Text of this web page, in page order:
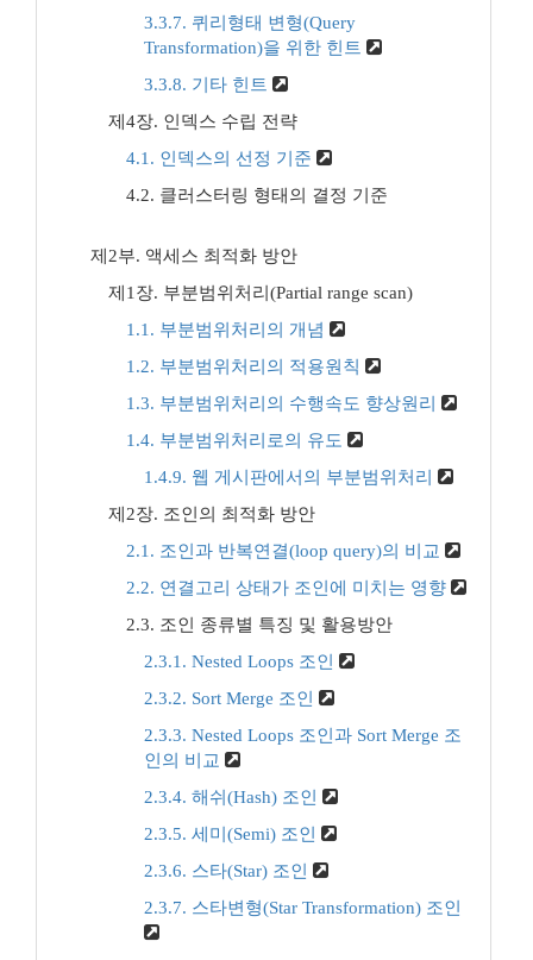
3.3.7. 퀴리형태 변형(Query
Transformation)을 위한 힌트
3.3.8. 기타 힌트
제4장. 인덱스 수립 전략
4.1. 인덱스의 선정 기준
4.2. 클러스터링 형태의 결정 기준
제2부. 액세스 최적화 방안
제1장. 부분범위처리(Partial range scan)
1.1. 부분범위처리의 개념
1.2. 부분범위처리의 적용원칙
1.3. 부분범위처리의 수행속도 향상원리
1.4. 부분범위처리로의 유도
1.4.9. 웹 게시판에서의 부분범위처리
제2장. 조인의 최적화 방안
2.1. 조인과 반복연결(loop query)의 비교
2.2. 연결고리 상태가 조인에 미치는 영향
2.3. 조인 종류별 특징 및 활용방안
2.3.1. Nested Loops 조인
2.3.2. Sort Merge 조인
2.3.3. Nested Loops 조인과 Sort Merge 조
인의 비교
2.3.4. 해쉬(Hash) 조인
2.3.5. 세미(Semi) 조인
2.3.6. 스타(Star) 조인
2.3.7. 스타변형(Star Transformation) 조인